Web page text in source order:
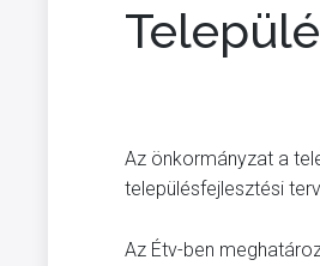
Az önkormányzat a
településfejlesztési
Az Étv-ben